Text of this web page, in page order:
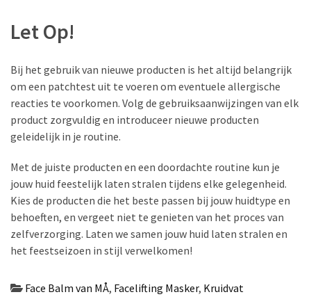
Let Op!
Bij het gebruik van nieuwe producten is het altijd belangrijk
om een patchtest uit te voeren om eventuele allergische
reacties te voorkomen. Volg de gebruiksaanwijzingen van elk
product zorgvuldig en introduceer nieuwe producten
geleidelijk in je routine.
Met de juiste producten en een doordachte routine kun je
jouw huid feestelijk laten stralen tijdens elke gelegenheid.
Kies de producten die het beste passen bij jouw huidtype en
behoeften, en vergeet niet te genieten van het proces van
zelfverzorging. Laten we samen jouw huid laten stralen en
het feestseizoen in stijl verwelkomen!
Face Balm van MÅ, Facelifting Masker, Kruidvat